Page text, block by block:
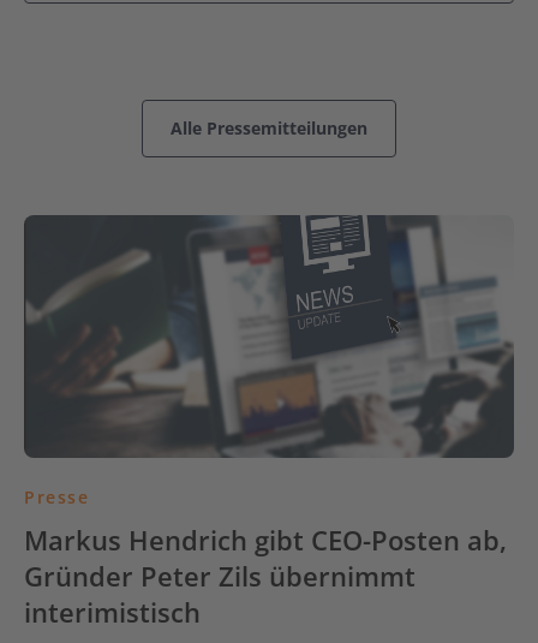
Alle Pressemitteilungen
Presse
Markus Hendrich gibt CEO-Posten ab,
Gründer Peter Zils übernimmt
interimistisch